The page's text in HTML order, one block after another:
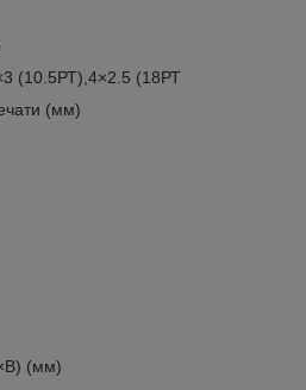
(10.5РТ),4×2.5 (18РТ
(мм)
(мм)